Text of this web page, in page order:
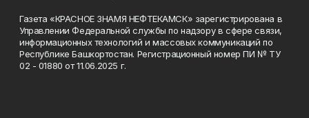
Газета «КРАСНОЕ ЗНАМЯ НЕФТЕКАМСК» зарегистрирована в
Управлении Федеральной службы по надзору в сфере связи,
информационных технологий и массовых коммуникаций по
Республике Башкортостан. Регистрационный номер ПИ № ТУ
02 - 01880 от 11.06.2025 г.